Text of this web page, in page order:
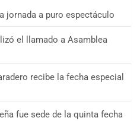
jornada a puro espectáculo
el llamado a Asamblea
recibe la fecha especial
fue sede de la quinta fecha